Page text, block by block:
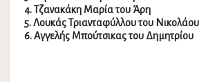
4. Τζανακάκη Μαρία του Άρη
5. Λουκάς Τριανταφύλλου του Νικολάου
6. Αγγελής Μπούτσικας του Δημητρίου